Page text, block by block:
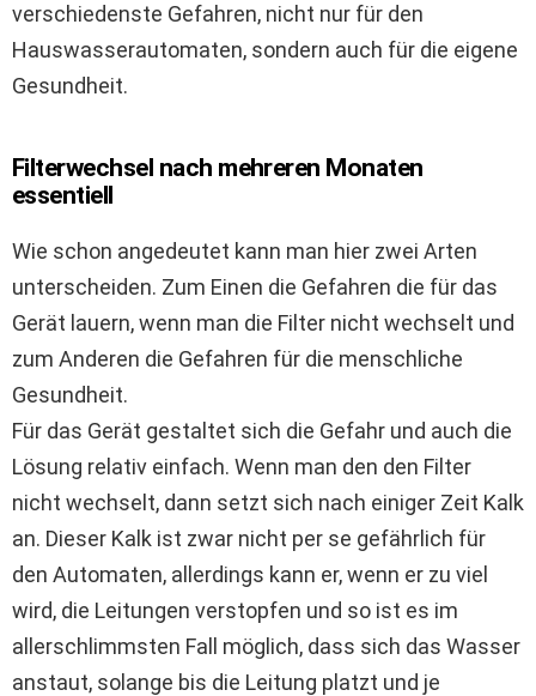
verschiedenste Gefahren, nicht nur für den
Hauswasserautomaten, sondern auch für die eigene
Gesundheit.
Filterwechsel nach mehreren Monaten
essentiell
Wie schon angedeutet kann man hier zwei Arten
unterscheiden. Zum Einen die Gefahren die für das
Gerät lauern, wenn man die Filter nicht wechselt und
zum Anderen die Gefahren für die menschliche
Gesundheit.
Für das Gerät gestaltet sich die Gefahr und auch die
Lösung relativ einfach. Wenn man den den Filter
nicht wechselt, dann setzt sich nach einiger Zeit Kalk
an. Dieser Kalk ist zwar nicht per se gefährlich für
den Automaten, allerdings kann er, wenn er zu viel
wird, die Leitungen verstopfen und so ist es im
allerschlimmsten Fall möglich, dass sich das Wasser
anstaut, solange bis die Leitung platzt und je